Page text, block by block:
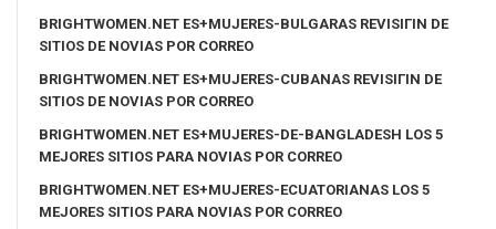
BRIGHTWOMEN.NET ES+MUJERES-BULGARAS REVISIГІN DE
SITIOS DE NOVIAS POR CORREO
BRIGHTWOMEN.NET ES+MUJERES-CUBANAS REVISIГІN DE
SITIOS DE NOVIAS POR CORREO
BRIGHTWOMEN.NET ES+MUJERES-DE-BANGLADESH LOS 5
MEJORES SITIOS PARA NOVIAS POR CORREO
BRIGHTWOMEN.NET ES+MUJERES-ECUATORIANAS LOS 5
MEJORES SITIOS PARA NOVIAS POR CORREO